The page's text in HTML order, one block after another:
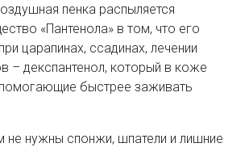
пенка распыляется
«Пантенола» в том, что его
царапинах, ссадинах, лечении
– декспантенол, который в коже
помогающие быстрее заживать
не нужны спонжи, шпатели и лишние